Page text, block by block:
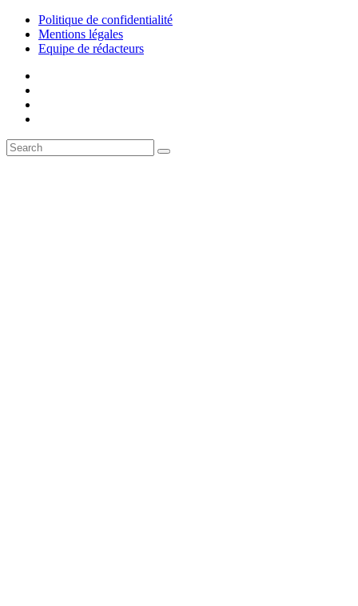
Politique de confidentialité
Mentions légales
Equipe de rédacteurs